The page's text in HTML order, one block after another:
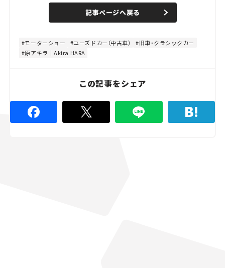
n
e
d
8
記事ページへ戻る
モーターショー ユーズドカー（中古車）
旧車・クラシックカー
原アキラ｜Akira HARA
この記事をシェア